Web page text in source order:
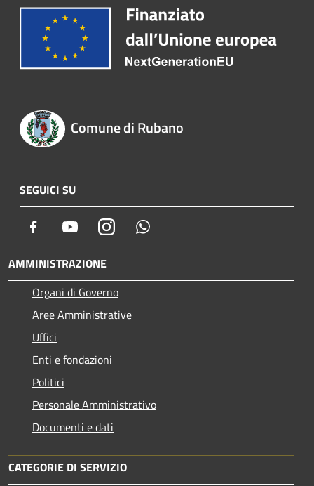
Comune di Rubano
SEGUICI SU
Facebook YoutubeInstagram
AMMINISTRAZIONE
Organi di Governo
Aree Amministrative
Uffici
Enti e fondazioni
Politici
Personale Amministrativo
Documenti e dati
CATEGORIE DI SERVIZIO